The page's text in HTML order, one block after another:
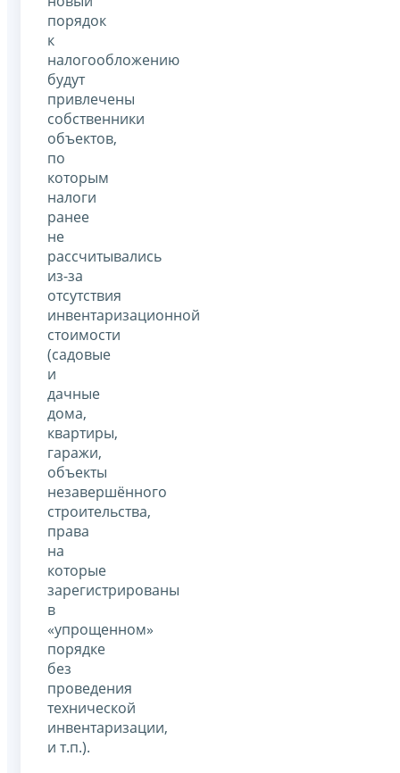
порядок
к
налогообложению
будут
привлечены
собственники
объектов,
по
которым
налоги
ранее
не
рассчитывались
из-за
отсутствия
инвентаризационной
стоимости
(садовые
и
дачные
дома,
квартиры,
гаражи,
объекты
незавершённого
строительства,
права
на
которые
зарегистрированы
в
«упрощенном»
порядке
без
проведения
технической
инвентаризации,
и т.п.).